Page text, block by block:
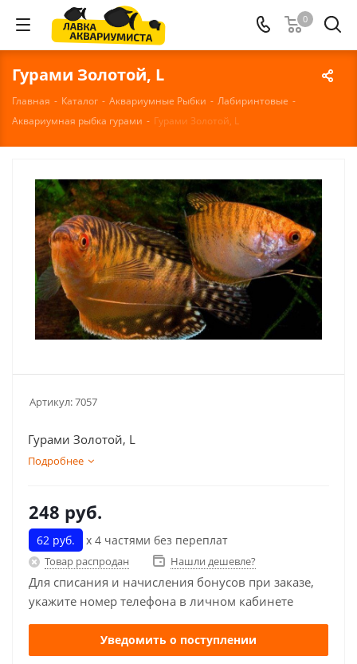
0
Гурами Золотой, L
Главная - Каталог - Аквариумные Рыбки - Лабиринтовые -
Аквариумная рыбка гурами - Гурами Золотой, L
Артикул:7057
Гурами Золотой, L
Подробнее
248 руб.
62 руб. х 4 частями без переплат
Товар распродан Нашли дешевле?
Для списания и начисления бонусов при заказе,
укажите номер телефона в личном кабинете
Уведомить о поступлении